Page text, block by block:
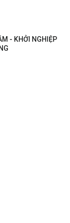
- KHỞI NGHIỆP